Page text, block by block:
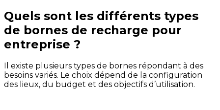
Quels sont les différents types
de bornes de recharge pour
entreprise ?
Il existe plusieurs types de bornes répondant à des
besoins variés. Le choix dépend de la configuration
des lieux, du budget et des objectifs d’utilisation.